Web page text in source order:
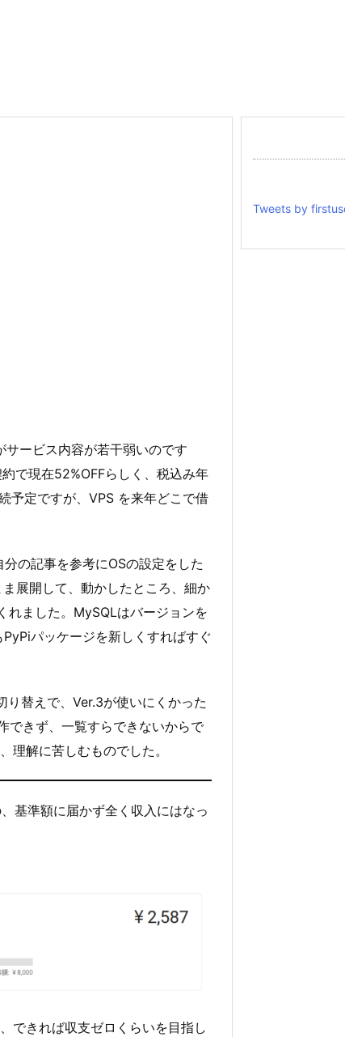
ービス内容が若干弱いのです
で現在52%OFFらしく、税込み年
予定ですが、VPS を来年どこで借
の記事を参考にOSの設定をした
展開して、動かしたところ、細か
れました。MySQLはバージョンを
パッケージを新しくすればすぐ
替えで、Ver.3が使いにくかった
できず、一覧すらできないからで
理解に苦しむものでした。
基準額に届かず全く収入にはなっ
できれば収支ゼロくらいを目指し
Tweets by